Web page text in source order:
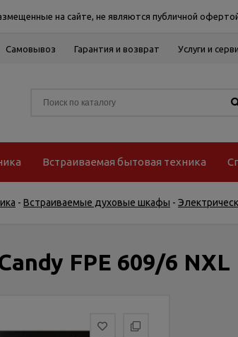
на сайте, не являются публичной
Самовывоз Гарантия и возврат Услуги и
Встраиваемая бытовая техника
- Встраиваемые духовые шкафы -
FPE 609/6 NXL